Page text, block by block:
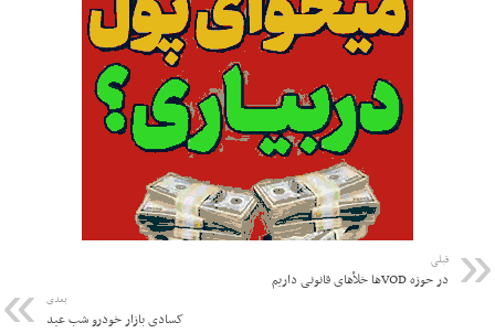
قبلی
در حوزه VODها خلأهای قانونی داریم
بعدی
کسادی بازار خودرو شب عید